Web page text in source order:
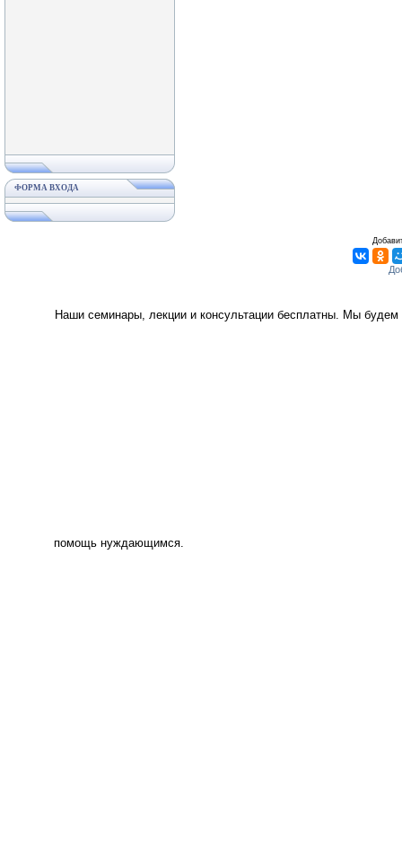
ФОРМА ВХОДА
Наши семинары, лекции и консультации бесплатны. Мы
помощь нуждающимся.